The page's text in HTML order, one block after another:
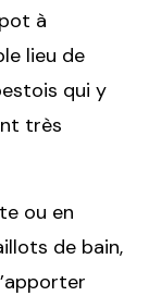
à
lieu de
qui y
très
ou en
de bain,